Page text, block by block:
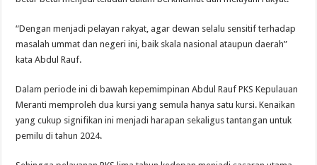
“Dengan menjadi pelayan rakyat, agar dewan selalu sensitif terhadap
masalah ummat dan negeri ini, baik skala nasional ataupun daerah”
kata Abdul Rauf.
Dalam periode ini di bawah kepemimpinan Abdul Rauf PKS Kepulauan
Meranti memproleh dua kursi yang semula hanya satu kursi. Kenaikan
yang cukup signifikan ini menjadi harapan sekaligus tantangan untuk
pemilu di tahun 2024.